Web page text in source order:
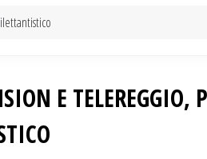
E TELEREGGIO,